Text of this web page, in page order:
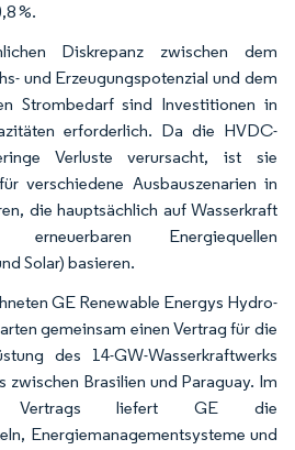
%.
Diskrepanz zwischen dem
und Erzeugungspotenzial und dem
Strombedarf sind Investitionen in
erforderlich. Da die HVDC-
Verluste verursacht, ist sie
verschiedene Ausbauszenarien in
die hauptsächlich auf Wasserkraft
Energiequellen
Solar) basieren.
GE Renewable Energys Hydro-
gemeinsam einen Vertrag für die
des 14-GW-Wasserkraftwerks
zwischen Brasilien und Paraguay. Im
Vertrags liefert GE die
Energiemanagementsysteme und